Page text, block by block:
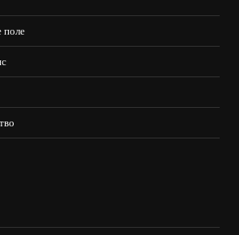
поле